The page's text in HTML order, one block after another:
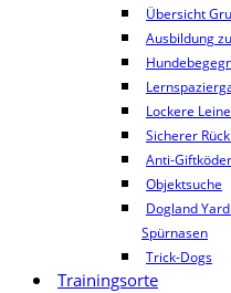
Übersicht
Ausbildung
Lockere
Sicherer
Anti-
Objektsuche
Dogland
Spürnasen
Trick-Dogs
Trainingsorte